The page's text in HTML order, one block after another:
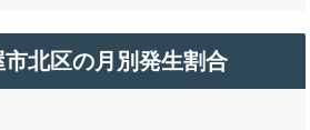
北区の月別発生割合